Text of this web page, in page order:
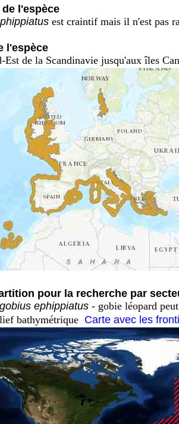
l'espèce
est craintif mais il n'est pas
l'espèce
de la Scandinavie jusqu'aux îles
pour la recherche par
ephippiatus - gobie léopard
bathymétrique Carte avec les